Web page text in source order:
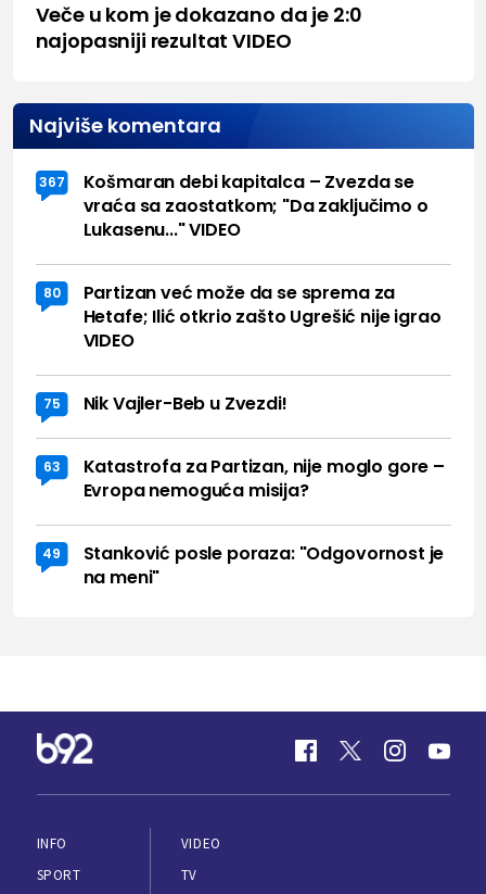
Veče u kom je dokazano da je 2:0
najopasniji rezultat VIDEO
Najviše komentara
367
Košmaran debi kapitalca – Zvezda se
vraća sa zaostatkom; "Da zaključimo o
Lukasenu..." VIDEO
80
Partizan već može da se sprema za
Hetafe; Ilić otkrio zašto Ugrešić nije igrao
VIDEO
75 Nik Vajler-Beb u Zvezdi!
63
Katastrofa za Partizan, nije moglo gore –
Evropa nemoguća misija?
49
Stanković posle poraza: "Odgovornost je
na meni"
INFO
SPORT
VIDEO
TV